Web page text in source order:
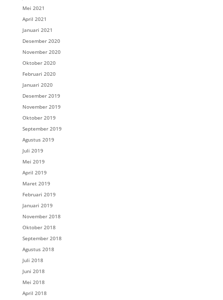
Mei 2021
April 2021
Januari 2021
Desember 2020
November 2020
Oktober 2020
Februari 2020
Januari 2020
Desember 2019
November 2019
Oktober 2019
September 2019
Agustus 2019
Juli 2019
Mei 2019
April 2019
Maret 2019
Februari 2019
Januari 2019
November 2018
Oktober 2018
September 2018
Agustus 2018
Juli 2018
Juni 2018
Mei 2018
April 2018